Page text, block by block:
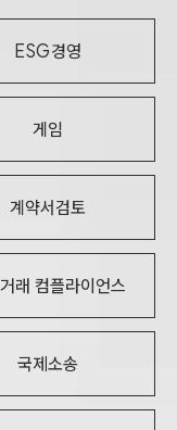
ESG경영
게임
계약서검토
래 컴플라이언스
국제소송